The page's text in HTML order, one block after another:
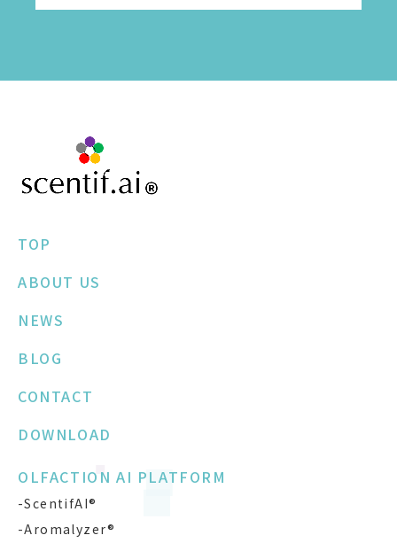
TOP
ABOUT US
NEWS
BLOG
CONTACT
DOWNLOAD
OLFACTION AI PLATFORM
-ScentifAI®
-Aromalyzer®